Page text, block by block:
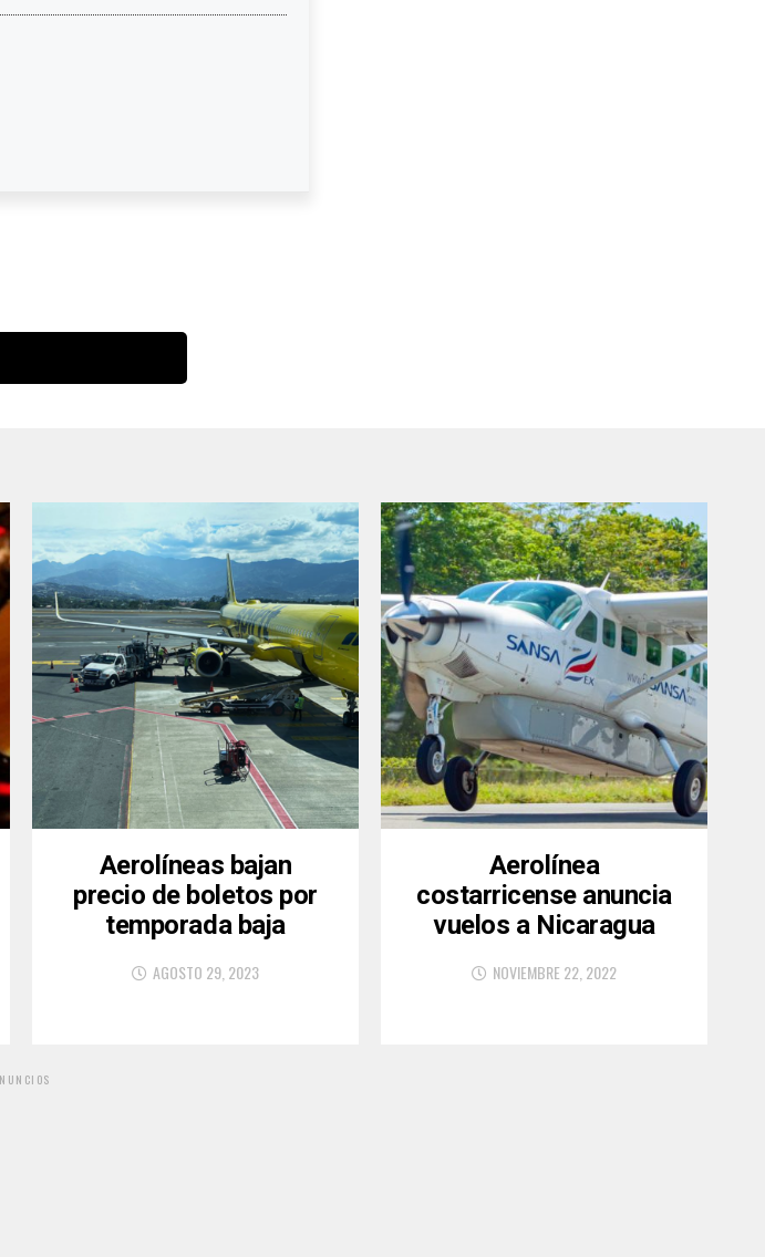
Aerolíneas bajan
precio de boletos por
temporada baja
AGOSTO 29, 2023
Aerolínea
costarricense anuncia
vuelos a Nicaragua
NOVIEMBRE 22, 2022